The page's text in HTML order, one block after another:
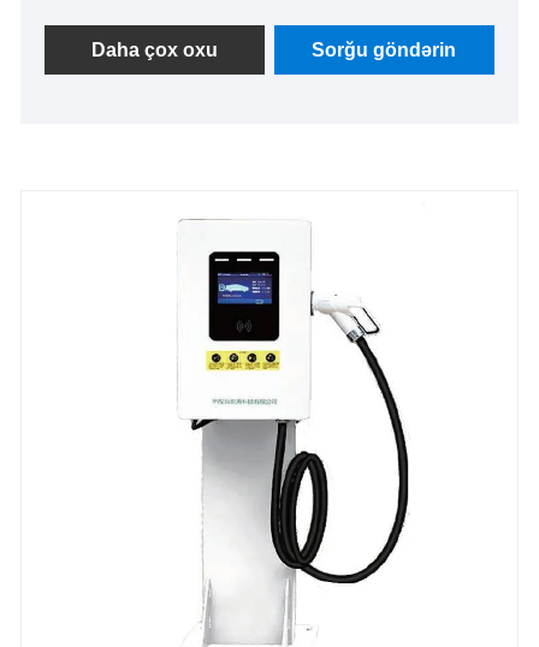
təklif edir. Bu kompakt doldurma həlli yüngül
kommersiya avtomobillərini, orta/ağır yük
qabiliyyətinə və qlobal sertifikatlara malikdir və
yaşayış məntəqələrində, sənaye parklarında və
logistika bazalarında geniş istifadə olunur.
Daha çox oxu Sorğu göndərin